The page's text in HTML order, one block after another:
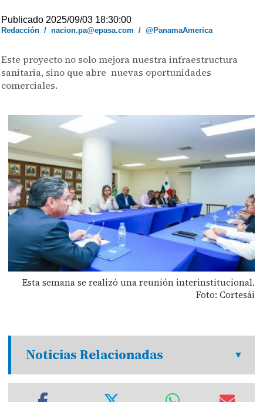
Publicado 2025/09/03 18:30:00
Redacción /nacion.pa@epasa.com /@PanamaAmerica
Este proyecto no solo mejora nuestra infraestructura
sanitaria, sino que abre nuevas oportunidades
comerciales.
Esta semana se realizó una reunión interinstitucional.
Foto: Cortesái
Noticias Relacionadas